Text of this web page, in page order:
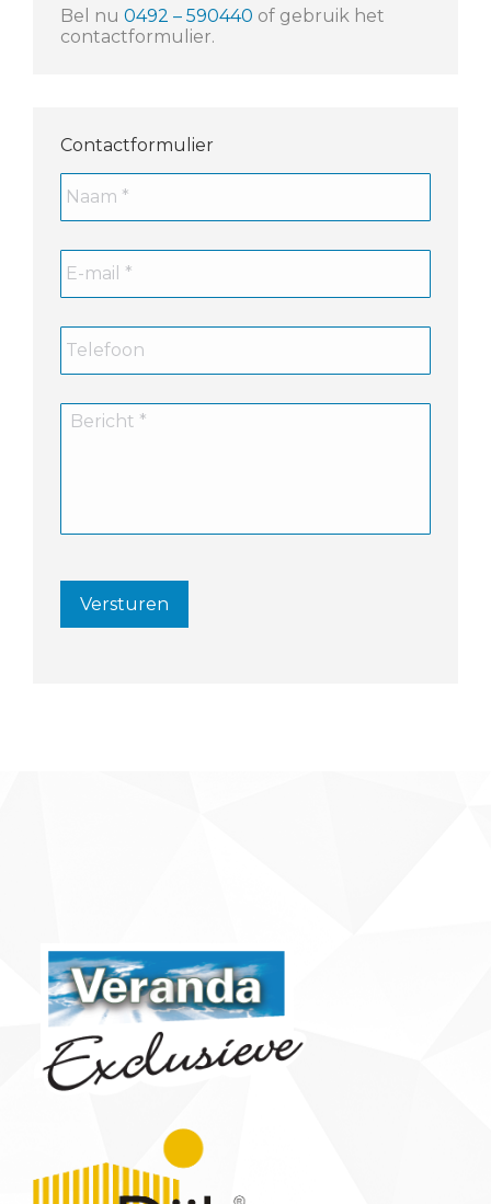
Bel nu 0492 – 590440 of gebruik het
contactformulier.
Contactformulier
Versturen